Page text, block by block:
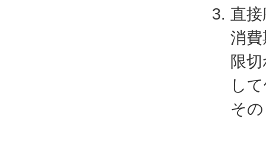
直
消
限
し
そ